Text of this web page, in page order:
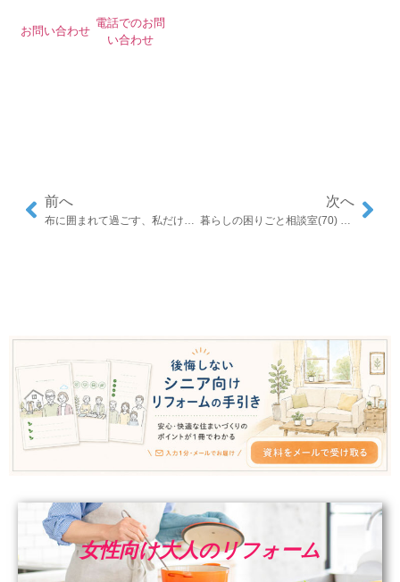
お問い合わせ
電話でのお問
い合わせ
前へ 次へ
女性向け大人のリフォーム